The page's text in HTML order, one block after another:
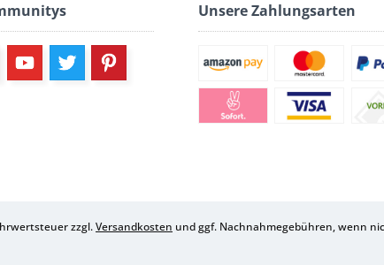
Unsere Zahlungsarten
zzgl.Versandkosten und ggf. Nachnahmegebühren, wenn